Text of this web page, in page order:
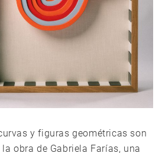
y figuras geométricas son
obra de Gabriela Farías, una